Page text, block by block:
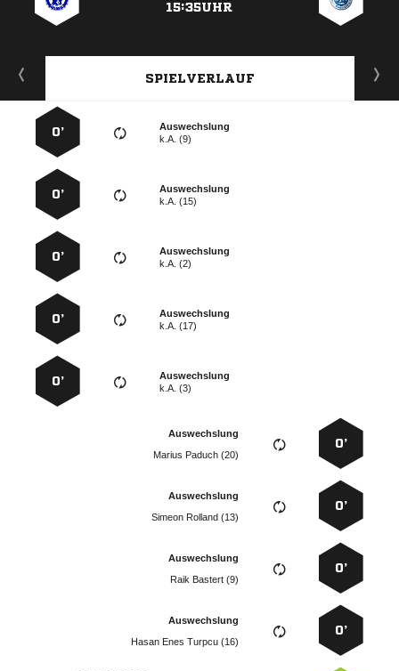
15:35UHR
SPIELVERLAUF
Auswechslung
k.A. (9)
0’
Auswechslung
k.A. (15)
0’
Auswechslung
k.A. (2)
0’
Auswechslung
k.A. (17)
0’
Auswechslung
k.A. (3)
0’
0’
Auswechslung
  
0’
Auswechslung
  
0’
Auswechslung
  
0’
Auswechslung
   